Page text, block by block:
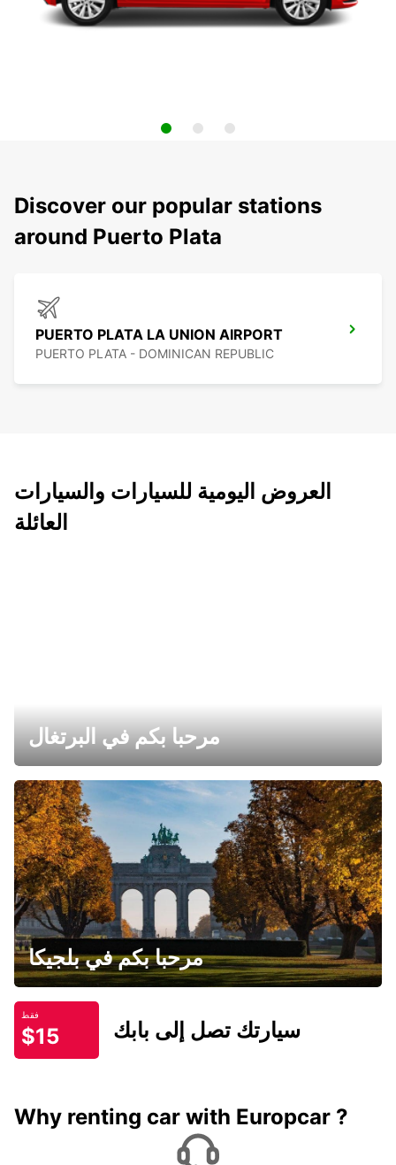
Discover our popular stations
around Puerto Plata
PUERTO PLATA LA UNION AIRPORT
PUERTO PLATA - DOMINICAN REPUBLIC
العروض اليومية للسيارات والسيارات
العائلة
مرحبا بكم في البرتغال
مرحبا بكم في بلجيكا
فقط
$15 سيارتك تصل إلى بابك
Why renting car with Europcar ?